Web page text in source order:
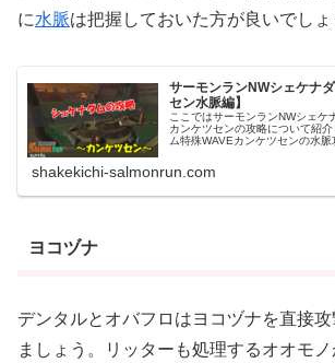
に水脈は把握しておいた方が良いでしょ
サーモンランNWシェケナ
セン水脈編】
ここではサーモンランNWシェケ
カンケツセンの攻略について紹
ム特殊WAVEカンケツセンの水
shakekichi-salmonrun.com
ヨコヅナ
デンタルとオバフロはヨコヅナを直接
ましょう。リッターも処理するオオモ